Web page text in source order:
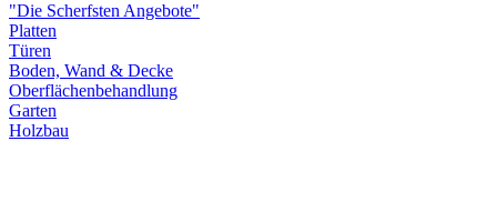
"Die Scherfsten Angebote"
Platten
Türen
Boden, Wand & Decke
Oberflächenbehandlung
Garten
Holzbau